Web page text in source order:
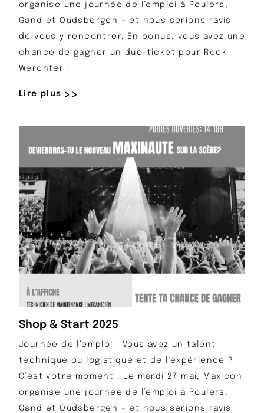
organise une journée de l’emploi à Roulers,
Gand et Oudsbergen – et nous serions ravis
de vous y rencontrer. En bonus, vous avez une
chance de gagner un duo-ticket pour Rock
Werchter !
Lire plus
Shop & Start 2025
Journée de l’emploi | Vous avez un talent
technique ou logistique et de l’expérience ?
C’est votre moment ! Le mardi 27 mai, Maxicon
organise une journée de l’emploi à Roulers,
Gand et Oudsbergen – et nous serions ravis